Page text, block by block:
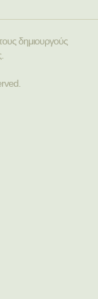
δημιουργούς